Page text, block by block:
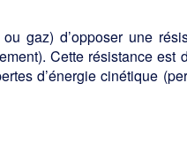
gaz) d’opposer une
Cette résistance est
d’énergie cinétique